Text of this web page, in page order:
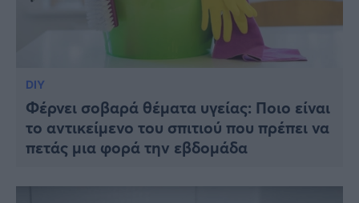
DIY
Φέρνει σοβαρά θέματα υγείας: Ποιο είναι
το αντικείμενο του σπιτιού που πρέπει να
πετάς μια φορά την εβδομάδα